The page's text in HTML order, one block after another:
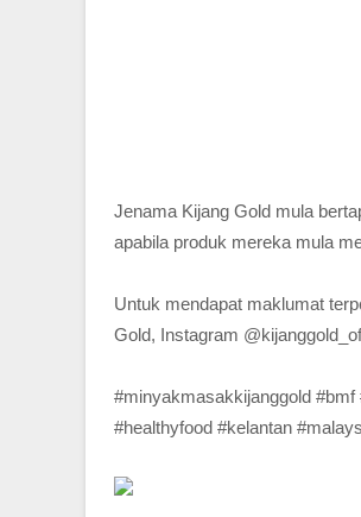
Jenama Kijang Gold mula
apabila produk mereka mula
Untuk mendapat maklumat
Gold, Instagram
#minyakmasakkijanggold
#healthyfood #kelantan